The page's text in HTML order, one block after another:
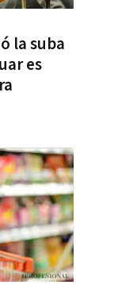
la suba
es